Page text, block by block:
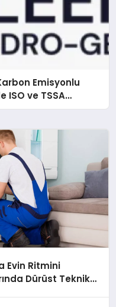
Emisyonlu
ISO ve TSSA
Evin Ritmini
Dürüst Teknik